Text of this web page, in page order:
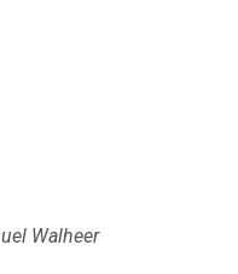
Walheer